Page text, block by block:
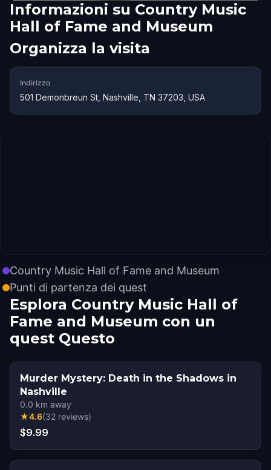
Informazioni su Country Music
Hall of Fame and Museum
Organizza la visita
Indirizzo
501 Demonbreun St, Nashville, TN 37203, USA
Country Music Hall of Fame and Museum
Punti di partenza dei quest
Esplora Country Music Hall of
Fame and Museum con un
quest Questo
Murder Mystery: Death in the Shadows in
Nashville
0.0 km away
★4.6(32 reviews)
$9.99